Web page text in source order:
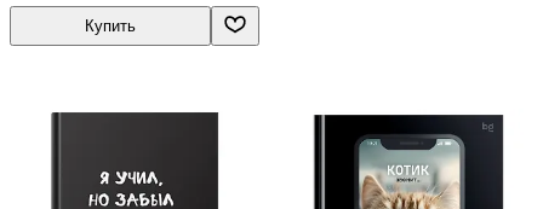
Купить